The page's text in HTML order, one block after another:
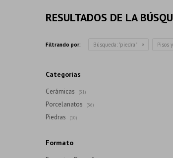
RESULTADOS DE LA
Filtrando por: Búsqueda: "piedra" Pisos
Categorías
Cerámicas (31)
Porcelanatos (36)
Piedras (10)
Formato